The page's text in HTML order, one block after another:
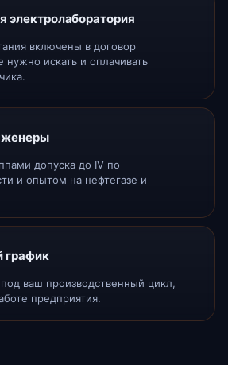
электролаборатория
включены в договор
искать и оплачивать
допуска до IV по
и опытом на нефтегазе и
график
ваш производственный цикл,
предприятия.